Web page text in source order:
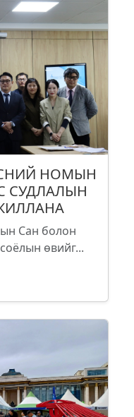
НОМЫН
СУДЛАЛЫН
Сан болон
өвийг...